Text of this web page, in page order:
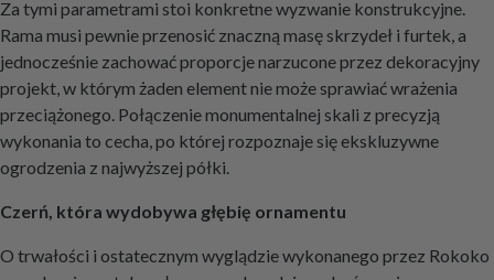
Za tymi parametrami stoi konkretne wyzwanie konstrukcyjne.
Rama musi pewnie przenosić znaczną masę skrzydeł i furtek, a
jednocześnie zachować proporcje narzucone przez dekoracyjny
projekt, w którym żaden element nie może sprawiać wrażenia
przeciążonego. Połączenie monumentalnej skali z precyzją
wykonania to cecha, po której rozpoznaje się ekskluzywne
ogrodzenia z najwyższej półki.
Czerń, która wydobywa głębię ornamentu
O trwałości i ostatecznym wyglądzie wykonanego przez Rokoko